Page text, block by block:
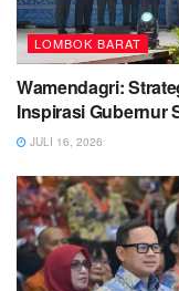
LOMBOK BARAT
Wamendagri:
Inspirasi Gubernur
JULI 16, 2026